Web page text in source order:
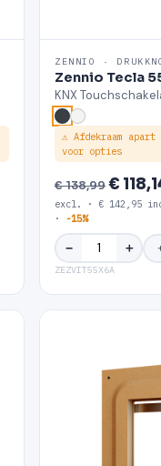
ZENNIO ·
Zennio Tecla
KNX
⚠ Afdekraam
voor opties
€ 138,99€
excl. · € 142,95
·
-15%
− ＋
ZEZVIT55X6A